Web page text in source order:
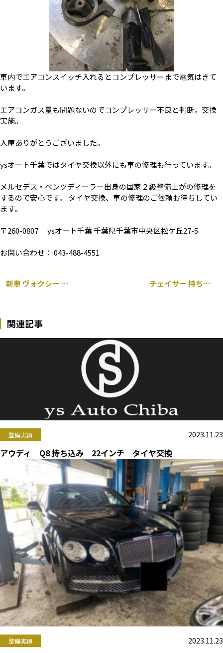
車内でエアコンスイッチ入れるとコンプレッサーまで電気はきて
います。
エアコンガス量も問題ないのでコンプレッサー不良と判断。交換
実施。
入庫ありがとうございました。
ysオート千葉ではタイヤ交換以外にも車の修理も行っています。
メルセデス・ベンツディーラー出身の国家２級整備士がの修理を
するので安心です。 タイヤ交換、車の修理のご依頼お待ちしてい
ます。
〒260-0807 ysオート千葉 千葉県千葉市中央区松ケ丘27-5
お問い合わせ： 043-488-4551
新車 ヴォクシー ナビ一式取り付け チェイサー 持ち込み 車高調 取り付け
関連記事
整備実績 2023.11.23
アウディ Q8 持ち込み 22インチ タイヤ交換
整備実績 2023.11.23